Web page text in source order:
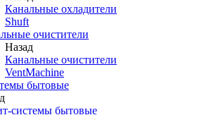
Канальные охладители
Shuft
очистители
Назад
Канальные очистители
VentMachine
бытовые
системы бытовые